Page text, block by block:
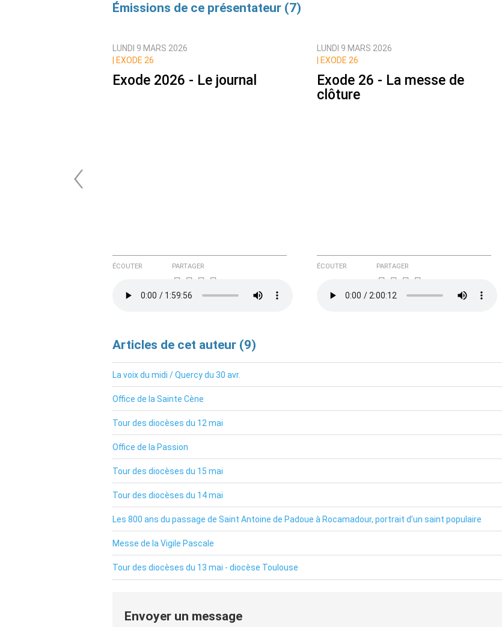
Émissions de ce présentateur (7)
‹
LUNDI 9 MARS 2026
EXODE 26
Exode 2026 - Le journal
ÉCOUTER PARTAGER
LUNDI 9 MARS 2026
EXODE 26
Exode 26 - La messe de
clôture
ÉCOUTER PARTAGER
Articles de cet auteur (9)
La voix du midi / Quercy du 30 avr.
Office de la Sainte Cène
Tour des diocèses du 12 mai
Office de la Passion
Tour des diocèses du 15 mai
Tour des diocèses du 14 mai
Les 800 ans du passage de Saint Antoine de Padoue à Rocamadour, portrait d’un saint populaire
Messe de la Vigile Pascale
Tour des diocèses du 13 mai - diocèse Toulouse
Envoyer un message